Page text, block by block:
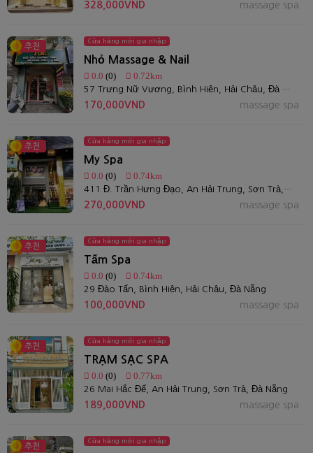
massage spa
328,000VND
추천
Cửa hàng mới gia nhập
Nhỏ Massage & Nail
0.0 (0) 0.72km
57 Trưng Nữ Vương, Bình Hiên, Hải Châu, Đà Nẵng
massage spa
170,000VND
추천
Cửa hàng mới gia nhập
My Spa
0.0 (0) 0.74km
411 Đ. Trần Hưng Đạo, An Hải Trung, Sơn Trà, Đà Nẵng
massage spa
270,000VND
추천
Cửa hàng mới gia nhập
Tấm Spa
0.0 (0) 0.74km
29 Đào Tấn, Bình Hiên, Hải Châu, Đà Nẵng
massage spa
100,000VND
추천
Cửa hàng mới gia nhập
TRẠM SẠC SPA
0.0 (0) 0.77km
26 Mai Hắc Đế, An Hải Trung, Sơn Trà, Đà Nẵng
massage spa
189,000VND
추천
Cửa hàng mới gia nhập